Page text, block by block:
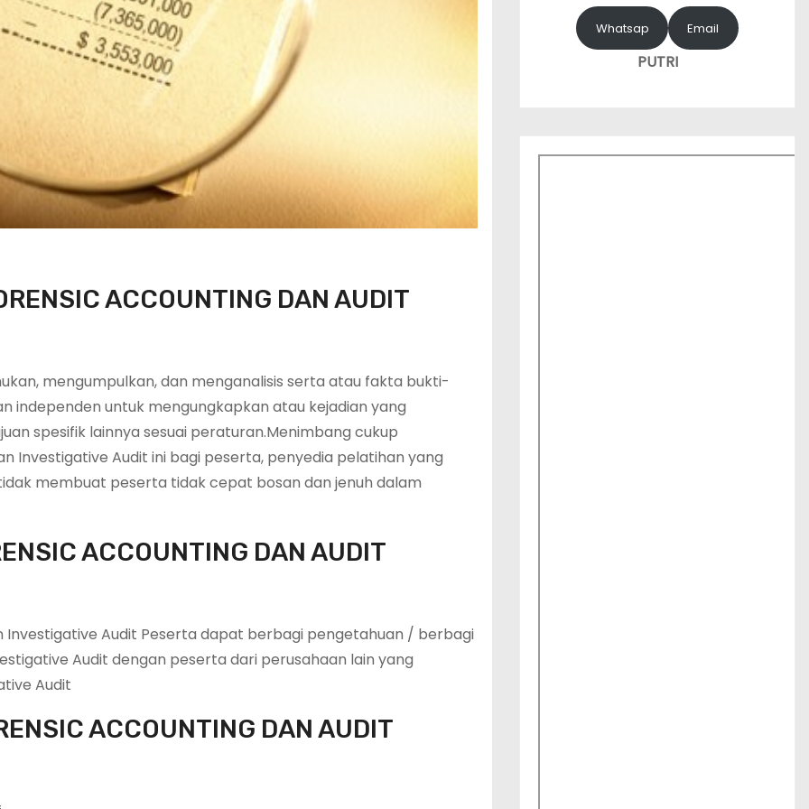
ACCOUNTING DAN AUDIT
mengumpulkan, dan menganalisis serta atau fakta bukti-
independen untuk mengungkapkan atau kejadian yang
spesifik lainnya sesuai peraturan.Menimbang cukup
Investigative Audit ini bagi peserta, penyedia pelatihan yang
membuat peserta tidak cepat bosan dan jenuh dalam
ACCOUNTING DAN AUDIT
Audit Peserta dapat berbagi pengetahuan / berbagi
Audit dengan peserta dari perusahaan lain yang
Audit
ACCOUNTING DAN AUDIT
Whatsap Email
PUTRI